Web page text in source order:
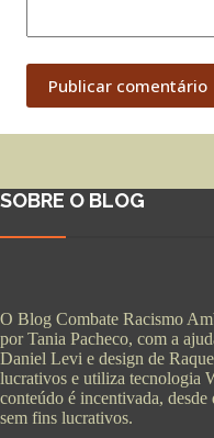
Publicar comentário
SOBRE O BLOG
O Blog Combate Racismo
por Tania Pacheco, com a
Daniel Levi e design de
lucrativos e utiliza tecnologia
conteúdo é incentivada,
sem fins lucrativos.